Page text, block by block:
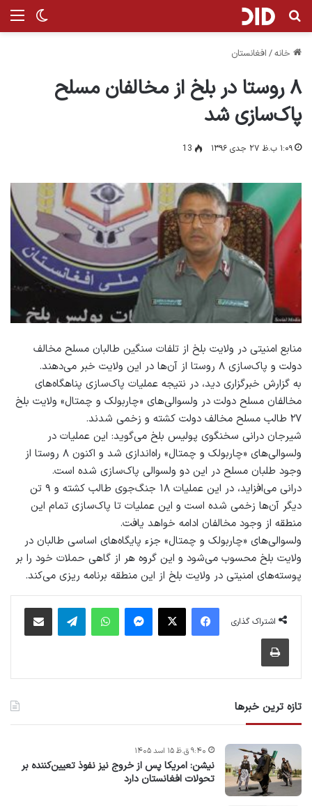
تغییر جستجو برای
خانه/ افغانستان
۸ روستا در بلخ از مخالفان مسلح
پاک‌سازی شد
۱:۰۹ ب.ظ ۲۷ جدی ۱۳۹۶ 13
منابع امنیتی در ولایت بلخ از تلفات سنگین طالبان مسلح مخالف
دولت و پاک‌سازی ۸ روستا از آن‌ها در این ولایت خبر می‌دهند.
به گزارش خبرگزاری دید، در نتیجه عملیات پاک‌سازی پناهگاه‌های
مخالفان مسلح دولت در ولسوالی‌های «چاربولک و چمتال» ولایت بلخ
۲۷ طالب مسلح مخالف دولت کشته و زخمی شدند.
شیرجان درانی سخنگوی پولیس بلخ می‌گوید: این عملیات در
ولسوالی‌های «چاربولک و چمتال» راه‌اندازی شد و اکنون ۸ روستا از
وجود طلبان مسلح در این دو ولسوالی پاک‌سازی شده است.
درانی می‌افزاید، در این عملیات ۱۸ جنگ‌جوی طالب کشته و ۹ تن
دیگر آن‌ها زخمی شده است و این عملیات تا پاک‌سازی تمام این
منطقه از وجود مخالفان ادامه خواهد یافت.
ولسوالی‌های «چاربولک و چمتال» جزء پایگاه‌های اساسی طالبان در
ولایت بلخ محسوب می‌شود و این گروه هر از گاهی حملات خود را بر
پوسته‌های امنیتی در ولایت بلخ از این منطقه برنامه ریزی می‌کند.
اشتراک گذاری
فیس بوک پیام رسان واتس آپ
تازه ترین خبرها
نیشن: امریکا پس از خروج نیز نفوذ تعیین‌کننده بر
تحولات افغانستان دارد
۹:۴۰ ق.ظ ۱۵ اسد ۱۴۰۵